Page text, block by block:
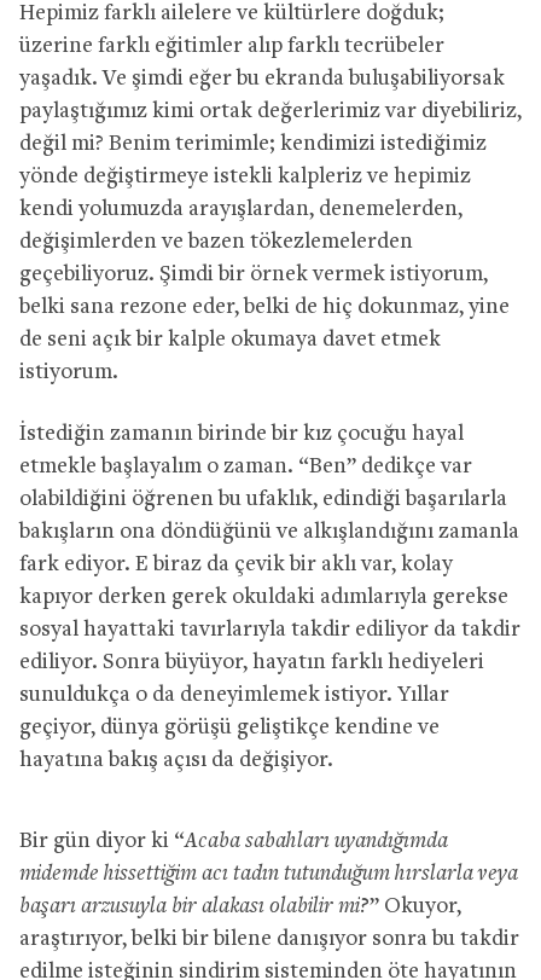
Hepimiz farklı ailelere ve kültürlere doğduk;
üzerine farklı eğitimler alıp farklı tecrübeler
yaşadık. Ve şimdi eğer bu ekranda buluşabiliyorsak
paylaştığımız kimi ortak değerlerimiz var diyebiliriz,
değil mi? Benim terimimle; kendimizi istediğimiz
yönde değiştirmeye istekli kalpleriz ve hepimiz
kendi yolumuzda arayışlardan, denemelerden,
değişimlerden ve bazen tökezlemelerden
geçebiliyoruz. Şimdi bir örnek vermek istiyorum,
belki sana rezone eder, belki de hiç dokunmaz, yine
de seni açık bir kalple okumaya davet etmek
istiyorum.
İstediğin zamanın birinde bir kız çocuğu hayal
etmekle başlayalım o zaman. “Ben” dedikçe var
olabildiğini öğrenen bu ufaklık, edindiği başarılarla
bakışların ona döndüğünü ve alkışlandığını zamanla
fark ediyor. E biraz da çevik bir aklı var, kolay
kapıyor derken gerek okuldaki adımlarıyla gerekse
sosyal hayattaki tavırlarıyla takdir ediliyor da takdir
ediliyor. Sonra büyüyor, hayatın farklı hediyeleri
sunuldukça o da deneyimlemek istiyor. Yıllar
geçiyor, dünya görüşü geliştikçe kendine ve
hayatına bakış açısı da değişiyor.
Bir gün diyor ki “Acaba sabahları uyandığımda
midemde hissettiğim acı tadın tutunduğum hırslarla veya
başarı arzusuyla bir alakası olabilir mi?” Okuyor,
araştırıyor, belki bir bilene danışıyor sonra bu takdir
edilme isteğinin sindirim sisteminden öte hayatının